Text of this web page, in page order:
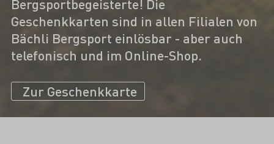
Bergsportbegeisterte! Die
Geschenkkarten sind in allen Filialen von
Bächli Bergsport einlösbar - aber auch
telefonisch und im Online-Shop.
Zur Geschenkkarte